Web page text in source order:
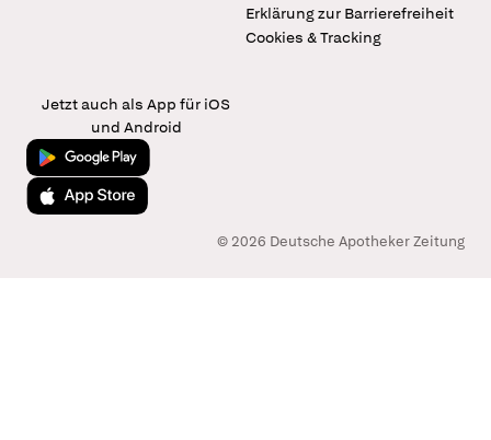
Erklärung zur Barrierefreiheit
Cookies & Tracking
Jetzt auch als App für iOS
und Android
Jetzt bei Google Play
Laden im App Store
© 2026 Deutsche Apotheker Zeitung